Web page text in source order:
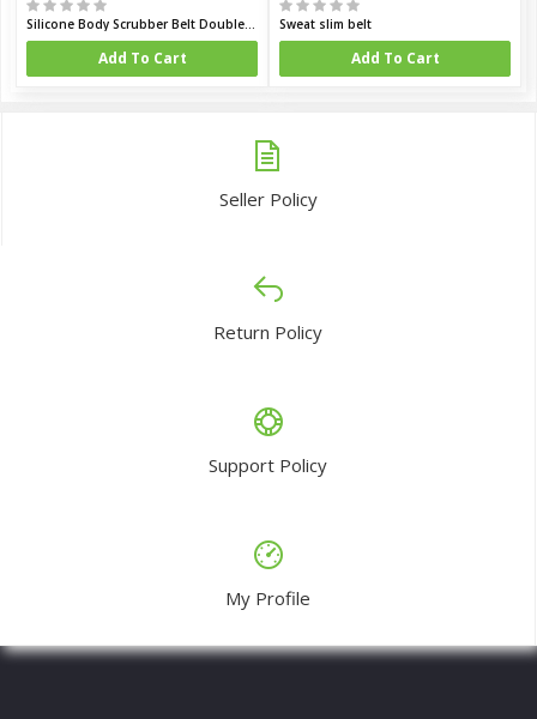
Silicone Body Scrubber Belt Double Side Shower Exfoliating Belt Removes Bath Towel Double Chopping Belt Scrubber Washer for Bath
Add To Cart
Sweat slim belt
Add To Cart
Seller Policy
Return Policy
Support Policy
My Profile